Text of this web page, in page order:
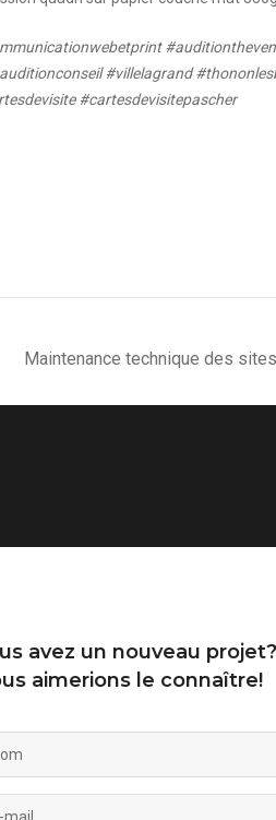
#villelagrand
#cartesdevisitepascher
Maintenance technique des
avez un nouveau projet?
aimerions le connaître!